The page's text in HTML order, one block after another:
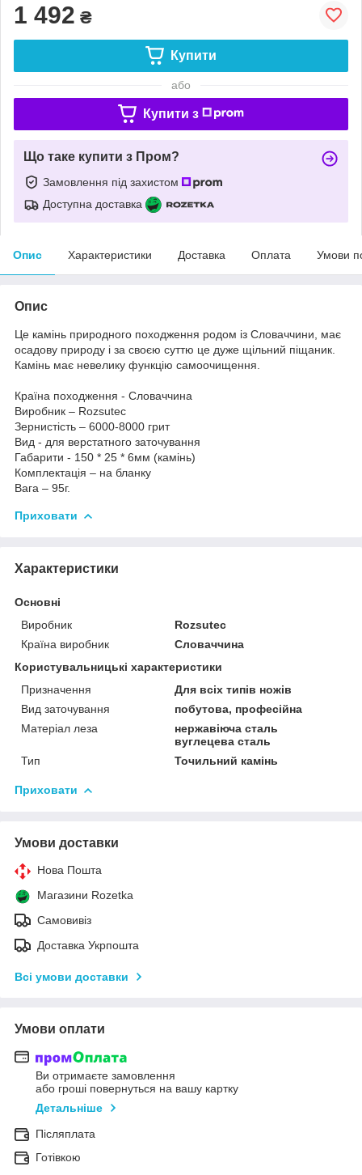
1 492 ₴
Купити
або
Купити з
Що таке купити з Пром?
Замовлення під захистом
Доступна доставка
Опис Характеристики Доставка Оплата Умови
Опис
Це камінь природного походження родом із Словаччини, має
осадову природу і за своєю суттю це дуже щільний піщаник.
Камінь має невелику функцію самоочищення.
Країна походження - Словаччина
Виробник – Rozsutec
Зернистість – 6000-8000 грит
Вид - для верстатного заточування
Габарити - 150 * 25 * 6мм (камінь)
Комплектація – на бланку
Вага – 95г.
Приховати
Характеристики
Основні
Виробник
Rozsutec
Країна виробник
Словаччина
Користувальницькі характеристики
Призначення
Для всіх типів ножів
Вид заточування
побутова, професійна
Матеріал леза
нержавіюча сталь
вуглецева сталь
Тип
Точильний камінь
Приховати
Умови доставки
Нова Пошта
Магазини Rozetka
Самовивіз
Доставка Укрпошта
Всі умови доставки
Умови оплати
Ви отримаєте замовлення
або гроші повернуться на вашу картку
Детальніше
Післяплата
Готівкою